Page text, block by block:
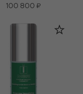
100 800 ₽